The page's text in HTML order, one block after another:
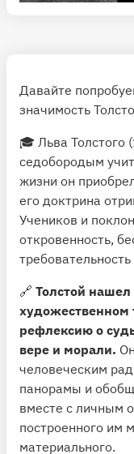
Давайте
значимость
🎓 Льва
седобородым
жизни он
его доктрина
Учеников и
откровенность,
🔗 Толстой нашел
художественном
рефлексию о
вере и морали.
человеческим
панорамы и
вместе с личным
построенного им
материального.